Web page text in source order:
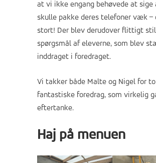
at vi ikke engang behøvede at sige
skulle pakke deres telefoner væk –
stort! Der blev derudover flittigt
spørgsmål af eleverne, som blev
inddraget i foredraget.
Vi takker både Malte og Nigel for
fantastiske foredrag, som virkelig
eftertanke.
Haj på menuen